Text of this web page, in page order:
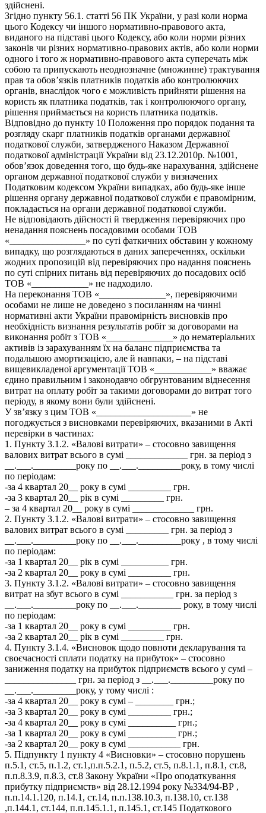
здійснені.
Згідно пункту 56.1. статті 56 ПК України, у разі коли норма
цього Кодексу чи іншого нормативно-правового акта,
виданого на підставі цього Кодексу, або коли норми різних
законів чи різних нормативно-правових актів, або коли норми
одного і того ж нормативно-правового акта суперечать між
собою та припускають неоднозначне (множинне) трактування
прав та обов’язків платників податків або контролюючих
органів, внаслідок чого є можливість прийняти рішення на
користь як платника податків, так і контролюючого органу,
рішення приймається на користь платника податків.
Відповідно до пункту 10 Положення про порядок подання та
розгляду скарг платників податків органами державної
податкової служби, затвердженого Наказом Державної
податкової адміністрації України від 23.12.2010р. №1001,
обов’язок доведення того, що будь-яке нарахування, здійснене
органом державної податкової служби у визначених
Податковим кодексом України випадках, або будь-яке інше
рішення органу державної податкової служби є правомірним,
покладається на органи державної податкової служби.
Не відповідають дійсності й твердження перевіряючих про
ненадання пояснень посадовими особами ТОВ
«________________» по суті фаткичних обставин у кожному
випадку, що розглядаються в даних запереченнях, оскільки
жодних пропозицій від перевіряючих про надання пояснень
по суті спірних питань від перевіряючих до посадових осіб
ТОВ «____________» не надходило.
На переконання ТОВ «______________», перевіряючими
особами не лише не доведено з посиланням на чинні
нормативні акти України правомірність висновків про
необхідність визнання результатів робіт за договорами на
виконання робіт з ТОВ «______________» до нематеріальних
активів із зарахуванням їх на баланс підприємства та
подальшою амортизацією, але й навпаки, – на підставі
вищевикладеної аргументації ТОВ «____________» вважає
єдино правильним і законодавчо обгрунтованим віднесення
витрат на оплату робіт за такими договорами до витрат того
періоду, в якому вони були здійснені.
У зв’язку з цим ТОВ «____________________» не
погоджується з висновками перевіряючих, вказаними в Акті
перевірки в частинах:
1. Пункту 3.1.2. «Валові витрати» – стосовно завищення
валових витрат всього в сумі _____________ грн. за період з
__.___._________року по __.___._________року, в тому числі
по періодам:
-за 4 квартал 20__ року в сумі _________ грн.
-за 3 квартал 20__ рік в сумі _________ грн.
– за 4 квартал 20__ року в сумі _____________ грн.
2. Пункту 3.1.2. «Валові витрати» – стосовно завищення
валових витрат всього в сумі _________ грн. за період з
__.___._________року по __.___._________року , в тому числі
по періодам:
-за 1 квартал 20__ рік в сумі __________ грн.
-за 2 квартал 20__ року в сумі _________ грн.
3. Пункту 3.1.2. «Валові витрати» – стосовно завищення
витрат на збут всього в сумі ___________ грн. за період з
__.___._________року по __.___._________ року, в тому числі
по періодам:
-за 1 квартал 20__ року в сумі _________ грн.
-за 2 квартал 20__ рік в сумі _________ грн.
4. Пункту 3.1.4. «Висновок щодо повноти декларування та
своєчасності сплати податку на прибуток» – стосовно
заниження податку на прибуток підприємств всього у сумі –
_______________ грн. за період з __.___._________року по
__.___._________року, у тому числі :
-за 4 квартал 20__ року в сумі – ________ грн.;
-за 3 квартал 20__ року в сумі _________ грн.;
-за 4 квартал 20__ року в сумі __________ грн.;
-за 1 квартал 20__ року в сумі __________ грн.;
-за 2 квартал 20__ року в сумі ___________ грн.
5. Підпункту 1 пункту 4 «Висновки» – стосовно порушень
п.5.1, ст.5, п.1.2, ст.1,п.п.5.2.1, п.5.2, ст.5, п.8.1.1, п.8.1, ст.8,
п.п.8.3.9, п.8.3, ст.8 Закону України «Про оподаткування
прибутку підприємств» від 28.12.1994 року №334/94-ВР ,
п.п.14.1.120, п.14.1, ст.14, п.п.138.10.3, п.138.10, ст.138
,п.144.1, ст.144, п.п.145.1.1, п.145.1, ст.145 Податкового